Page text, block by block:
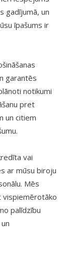
gadījumā, un
īpašums ir
garantēs
notikumi
pret
un citiem
vai
ar mūsu biroju
Mēs
vispiemērotāko
palīdzību